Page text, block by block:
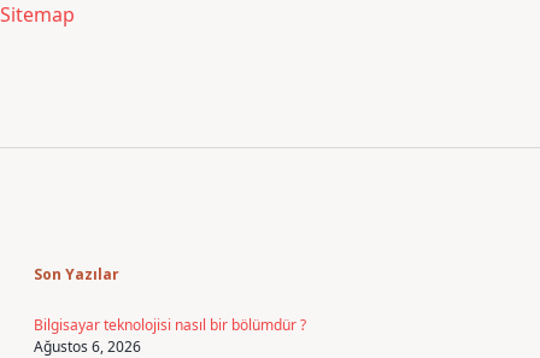
Sitemap
Son Yazılar
Bilgisayar teknolojisi nasıl bir bölümdür ?
Ağustos 6, 2026